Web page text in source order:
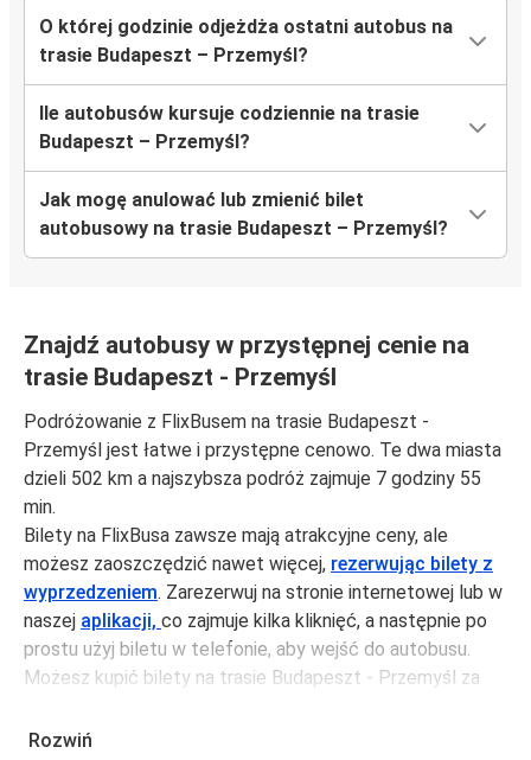
O której godzinie odjeżdża ostatni autobus na
trasie Budapeszt – Przemyśl?
Ile autobusów kursuje codziennie na trasie
Budapeszt – Przemyśl?
Jak mogę anulować lub zmienić bilet
autobusowy na trasie Budapeszt – Przemyśl?
Znajdź autobusy w przystępnej cenie na
trasie Budapeszt - Przemyśl
Podróżowanie z FlixBusem na trasie Budapeszt -
Przemyśl jest łatwe i przystępne cenowo. Te dwa miasta
dzieli 502 km a najszybsza podróż zajmuje 7 godziny 55
min.
Bilety na FlixBusa zawsze mają atrakcyjne ceny, ale
możesz zaoszczędzić nawet więcej, rezerwując bilety z
wyprzedzeniem. Zarezerwuj na stronie internetowej lub w
naszej aplikacji, co zajmuje kilka kliknięć, a następnie po
prostu użyj biletu w telefonie, aby wejść do autobusu.
Możesz kupić bilety na trasie Budapeszt - Przemyśl za
na tygodniu, unikając weekendów i świąt. Aby podróżować
Rozwiń